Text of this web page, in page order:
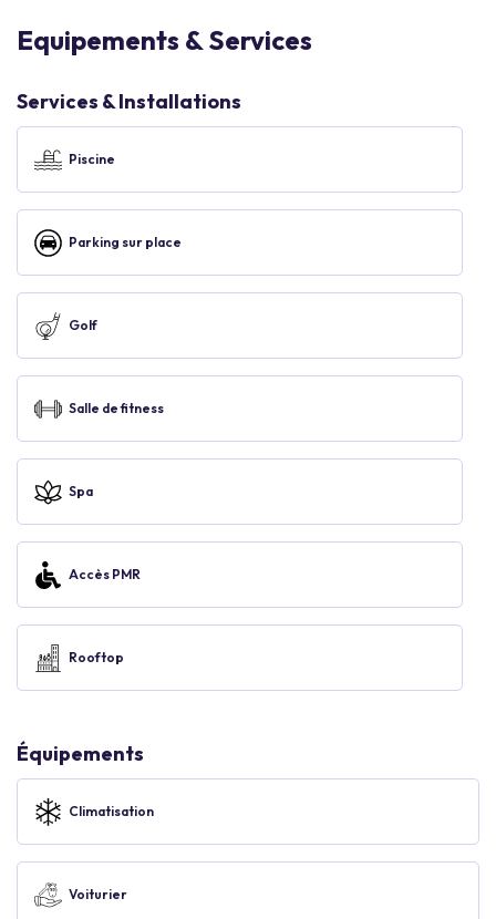
Equipements & Services
Services & Installations
Piscine
Parking sur place
Golf
Salle de fitness
Spa
Accès PMR
Rooftop
Équipements
Climatisation
Voiturier